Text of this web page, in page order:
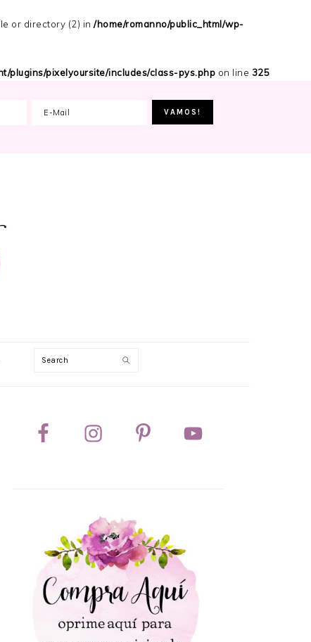
or directory (2) in /home/romanno/public_html/wp-
plugins/pixelyoursite/includes/class-pys.php on line 325
Search
PRIMARY
SIDEBAR